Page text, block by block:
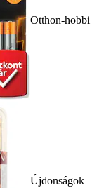
Otthon-hobbi
Újdonságok